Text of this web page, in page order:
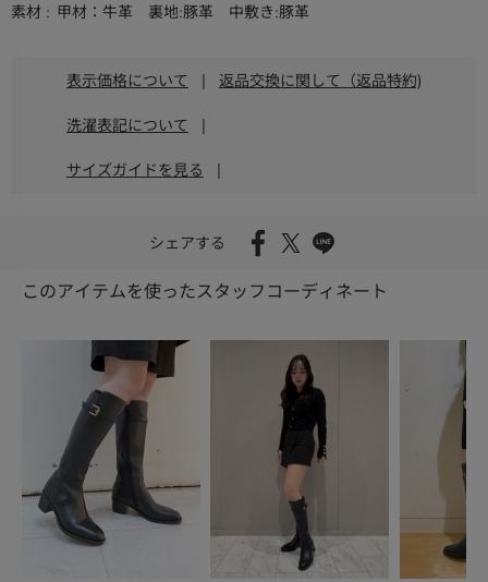
素材
甲材：牛革 裏地:豚革 中敷き:豚革
表示価格について | 返品交換に関して（返品特約)
洗濯表記について |
サイズガイドを見る |
シェアする
このアイテムを使ったスタッフコーディネート